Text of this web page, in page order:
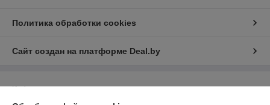
Политика обработки cookies
Сайт создан на платформе Deal.by
Информация для покупателя